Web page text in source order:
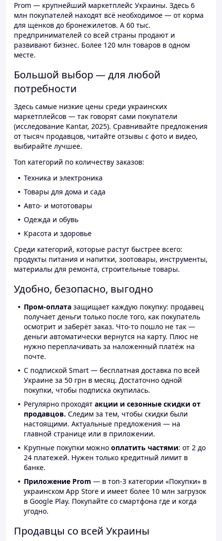
Prom — крупнейший маркетплейс Украины. Здесь 6
млн покупателей находят всё необходимое — от корма
для щенков до бронежилетов. А 60 тыс.
предпринимателей со всей страны продают и
развивают бизнес. Более 120 млн товаров в одном
месте.
Большой выбор — для любой
потребности
Здесь самые низкие цены среди украинских
маркетплейсов — так говорят сами покупатели
(исследование Kantar, 2025). Сравнивайте предложения
от тысяч продавцов, читайте отзывы с фото и видео,
выбирайте лучшее.
Топ категорий по количеству заказов:
Техника и электроника
Товары для дома и сада
Авто- и мототовары
Одежда и обувь
Красота и здоровье
Среди категорий, которые растут быстрее всего:
продукты питания и напитки, зоотовары, инструменты,
материалы для ремонта, строительные товары.
Удобно, безопасно, выгодно
Пром-оплата защищает каждую покупку: продавец
получает деньги только после того, как покупатель
осмотрит и заберёт заказ. Что-то пошло не так —
деньги автоматически вернутся на карту. Плюс не
нужно переплачивать за наложенный платёж на
почте.
С подпиской Smart — бесплатная доставка по всей
Украине за 50 грн в месяц. Достаточно одной
покупки, чтобы подписка окупилась.
Регулярно проходят акции и сезонные скидки от
продавцов. Следим за тем, чтобы скидки были
настоящими. Актуальные предложения — на
главной странице или в приложении.
Крупные покупки можно оплатить частями: от 2 до
24 платежей. Нужен только кредитный лимит в
банке.
Приложение Prom — в топ-3 категории «Покупки» в
украинском App Store и имеет более 10 млн загрузок
в Google Play. Покупайте со смартфона где и когда
угодно.
Продавцы со всей Украины